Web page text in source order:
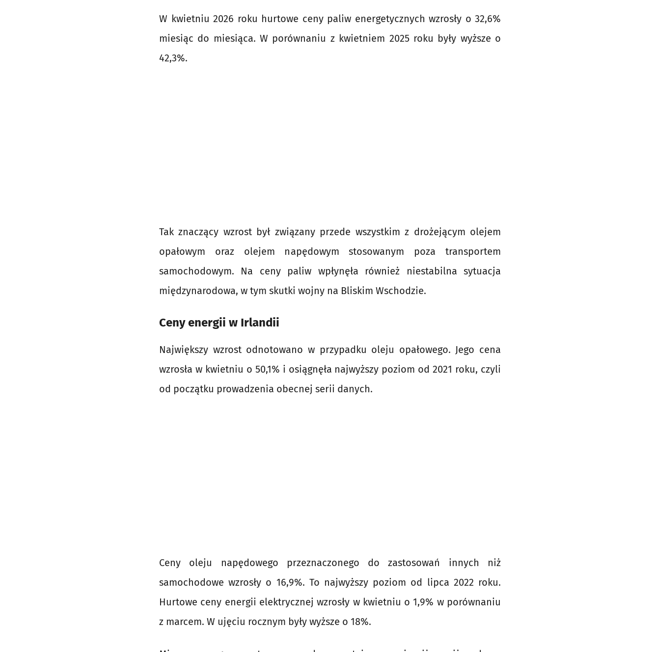
W kwietniu 2026 roku hurtowe ceny paliw energetycznych wzrosły o 32,6%
miesiąc do miesiąca. W porównaniu z kwietniem 2025 roku były wyższe o
42,3%.
Tak znaczący wzrost był związany przede wszystkim z drożejącym olejem
opałowym oraz olejem napędowym stosowanym poza transportem
samochodowym. Na ceny paliw wpłynęła również niestabilna sytuacja
międzynarodowa, w tym skutki wojny na Bliskim Wschodzie.
Ceny energii w Irlandii
Największy wzrost odnotowano w przypadku oleju opałowego. Jego cena
wzrosła w kwietniu o 50,1% i osiągnęła najwyższy poziom od 2021 roku, czyli
od początku prowadzenia obecnej serii danych.
Ceny oleju napędowego przeznaczonego do zastosowań innych niż
samochodowe wzrosły o 16,9%. To najwyższy poziom od lipca 2022 roku.
Hurtowe ceny energii elektrycznej wzrosły w kwietniu o 1,9% w porównaniu
z marcem. W ujęciu rocznym były wyższe o 18%.